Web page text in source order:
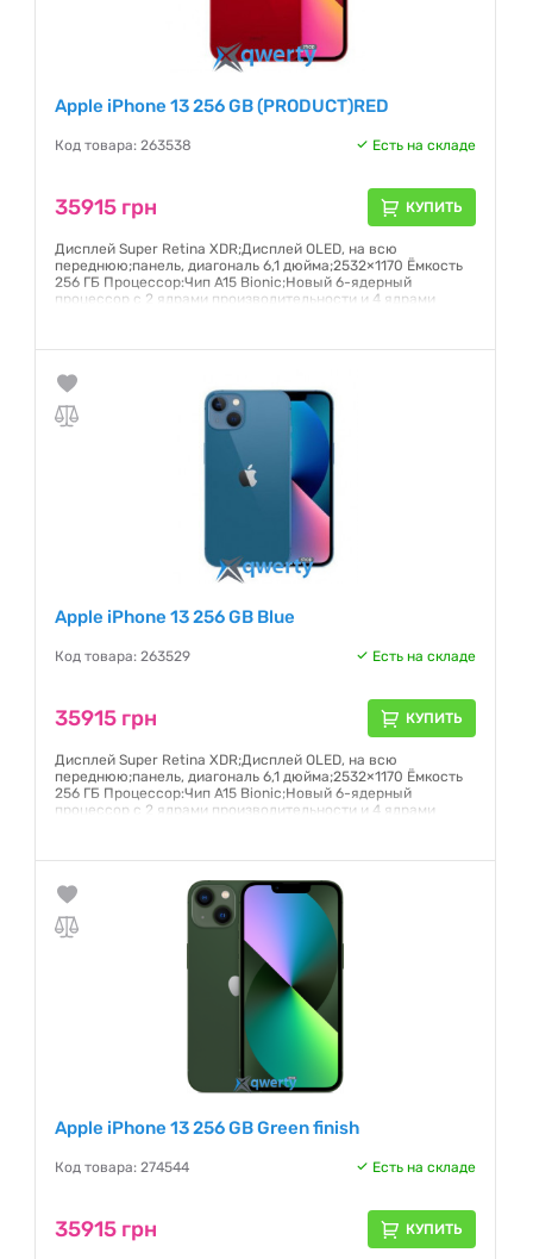
Apple iPhone 13 256 GB (PRODUCT)RED
Код товара: 263538 Есть на складе
35915 грн КУПИТЬ
Дисплей Super Retina XDR;Дисплей OLED, на всю
переднюю;панель, диагональ 6,1 дюйма;2532×1170 Ёмкость
256 ГБ Процессор:Чип A15 Bionic;Новый 6-ядерный
процессор с 2 ядрами производительности и 4 ядрами
Гарантия:6 месяцев
Apple iPhone 13 256 GB Blue
Код товара: 263529 Есть на складе
35915 грн КУПИТЬ
Дисплей Super Retina XDR;Дисплей OLED, на всю
переднюю;панель, диагональ 6,1 дюйма;2532×1170 Ёмкость
256 ГБ Процессор:Чип A15 Bionic;Новый 6-ядерный
процессор с 2 ядрами производительности и 4 ядрами
Гарантия:6 месяцев
Apple iPhone 13 256 GB Green finish
Код товара: 274544 Есть на складе
35915 грн КУПИТЬ